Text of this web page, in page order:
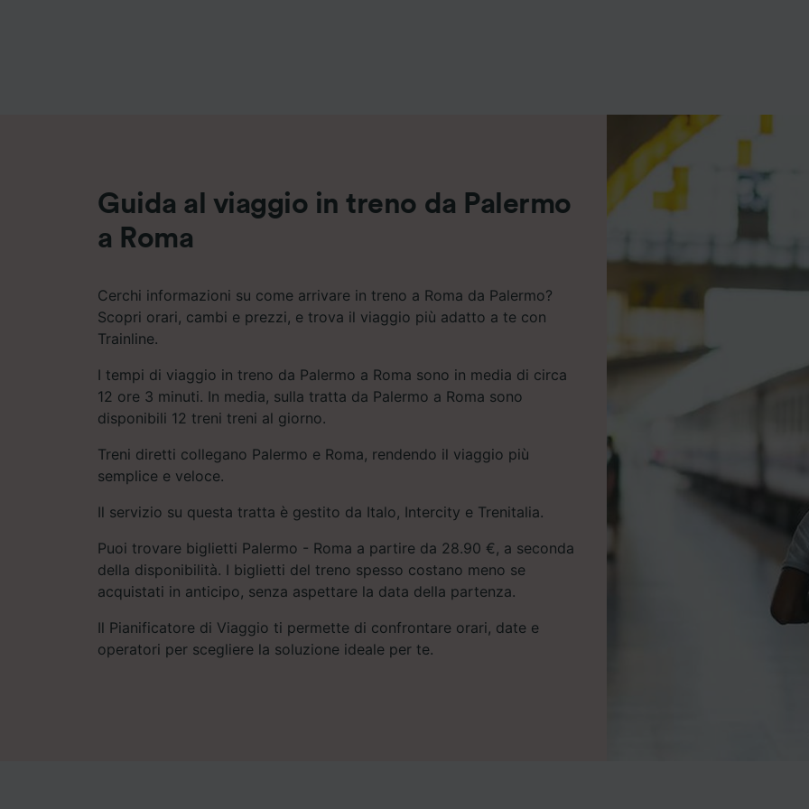
Guida al viaggio in treno da Palermo
a Roma
Cerchi informazioni su come arrivare in treno a Roma da Palermo?
Scopri orari, cambi e prezzi, e trova il viaggio più adatto a te con
Trainline.
I tempi di viaggio in treno da Palermo a Roma sono in media di circa
12 ore 3 minuti. In media, sulla tratta da Palermo a Roma sono
disponibili 12 treni treni al giorno.
Treni diretti collegano Palermo e Roma, rendendo il viaggio più
semplice e veloce.
Il servizio su questa tratta è gestito da Italo, Intercity e Trenitalia.
Puoi trovare biglietti Palermo - Roma a partire da 28.90 €, a seconda
della disponibilità. I biglietti del treno spesso costano meno se
acquistati in anticipo, senza aspettare la data della partenza.
Il Pianificatore di Viaggio ti permette di confrontare orari, date e
operatori per scegliere la soluzione ideale per te.